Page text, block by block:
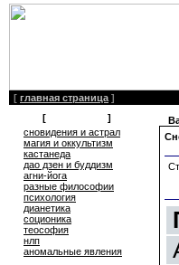
[ главная страница ]
[
]
сновидения и астрал
магия и оккультизм
кастанеда
дао дзен и буддизм
агни-йога
разные философии
психология
дианетика
соционика
теософия
нлп
аномальные явления